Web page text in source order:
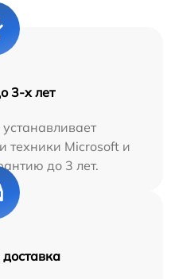
3-х лет
техники Microsoft и
до 3 лет.